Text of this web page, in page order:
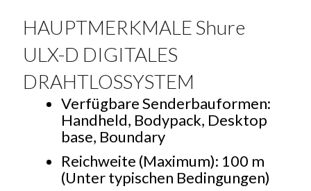
HAUPTMERKMALE Shure
ULX-D DIGITALES
DRAHTLOSSYSTEM
Verfügbare Senderbauformen:
Handheld, Bodypack, Desktop
base, Boundary
Reichweite (Maximum): 100 m
(Unter typischen Bedingungen)